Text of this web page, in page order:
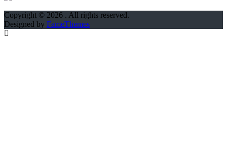
Copyright © 2026 . All rights reserved.
Designed by FameThemes